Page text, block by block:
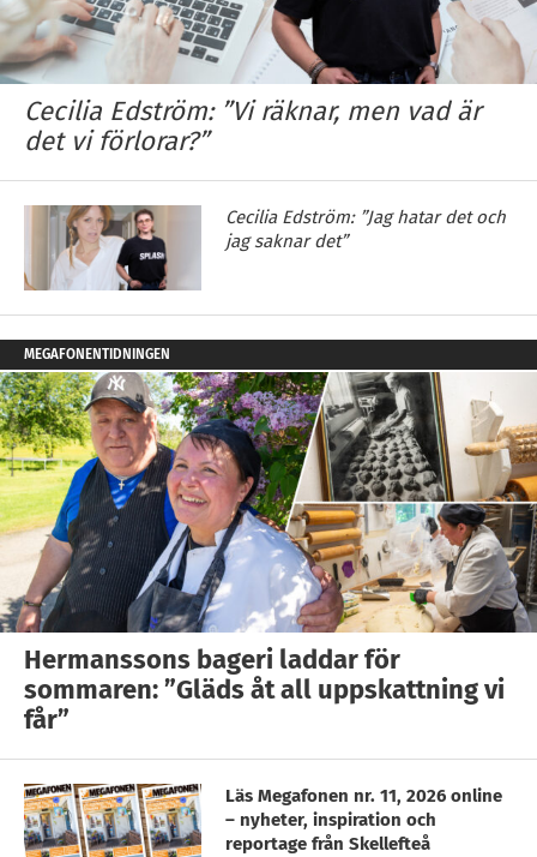
Cecilia Edström: ”Vi räknar, men vad är
det vi förlorar?”
Cecilia Edström: ”Jag hatar det och
jag saknar det”
MEGAFONENTIDNINGEN
Hermanssons bageri laddar för
sommaren: ”Gläds åt all uppskattning vi
får”
Läs Megafonen nr. 11, 2026 online
– nyheter, inspiration och
reportage från Skellefteå